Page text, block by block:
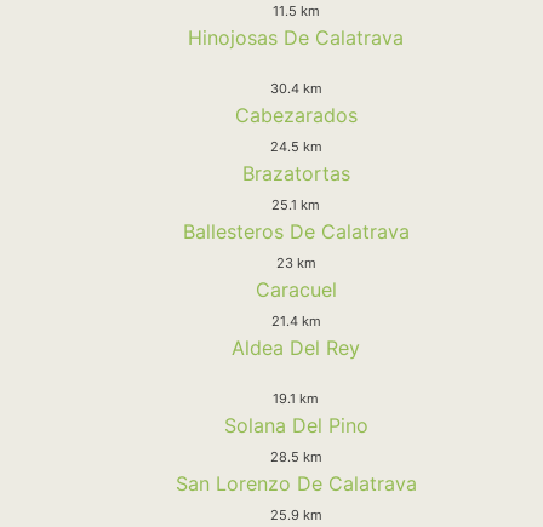
11.5 km
Hinojosas De Calatrava
30.4 km
Cabezarados
24.5 km
Brazatortas
25.1 km
Ballesteros De Calatrava
23 km
Caracuel
21.4 km
Aldea Del Rey
19.1 km
Solana Del Pino
28.5 km
San Lorenzo De Calatrava
25.9 km